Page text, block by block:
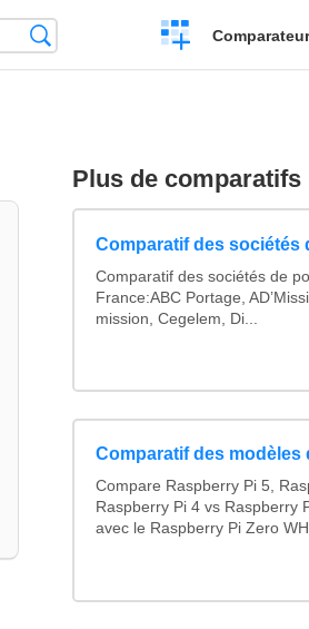
Créer
un
Plus de comparatifs
Comparatif des sociétés
Comparatif des sociétés de
France:ABC Portage,
mission, Cegelem, Di...
Comparatif des modèles
Compare Raspberry Pi 5,
Raspberry Pi 4 vs Raspberry
avec le Raspberry Pi Zero